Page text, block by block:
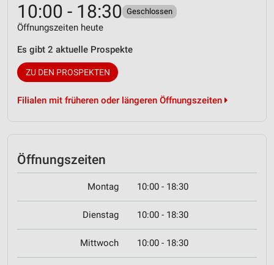
10:00 - 18:30 Geschlossen
Öffnungszeiten heute
Es gibt 2 aktuelle Prospekte
ZU DEN PROSPEKTEN
Filialen mit früheren oder längeren Öffnungszeiten
Öffnungszeiten
Montag 10:00 - 18:30
Dienstag 10:00 - 18:30
Mittwoch 10:00 - 18:30